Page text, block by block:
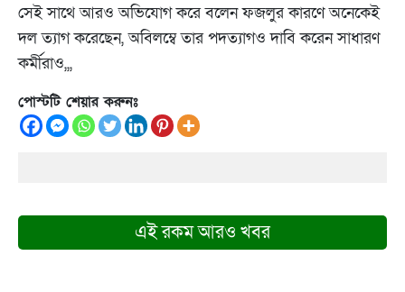
সেই সাথে আরও অভিযোগ করে বলেন ফজলুর কারণে অনেকেই
দল ত্যাগ করেছেন, অবিলম্বে তার পদত্যাগও দাবি করেন সাধারণ
কর্মীরাও,,,
পোস্টটি শেয়ার করুনঃ
এই রকম আরও খবর